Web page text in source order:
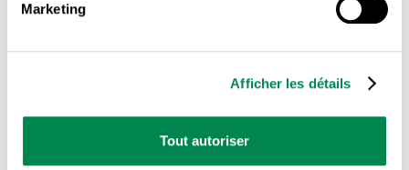
Marketing
Afficher les détails
Tout autoriser
circonscription!
C’est à partir de cette situation absurde que le
mouvement pour une réforme du mode de scrutin s’est